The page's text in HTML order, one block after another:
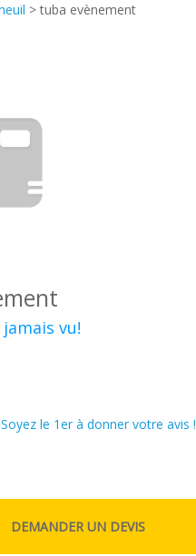
>tuba evènement
vu!
Soyez le 1er à donner votre avis !